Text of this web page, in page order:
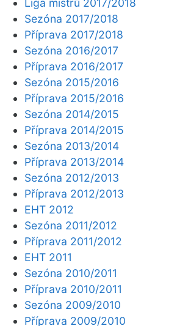
Liga mistrů 2017/2018
Sezóna 2017/2018
Příprava 2017/2018
Sezóna 2016/2017
Příprava 2016/2017
Sezóna 2015/2016
Příprava 2015/2016
Sezóna 2014/2015
Příprava 2014/2015
Sezóna 2013/2014
Příprava 2013/2014
Sezóna 2012/2013
Příprava 2012/2013
EHT 2012
Sezóna 2011/2012
Příprava 2011/2012
EHT 2011
Sezóna 2010/2011
Příprava 2010/2011
Sezóna 2009/2010
Příprava 2009/2010